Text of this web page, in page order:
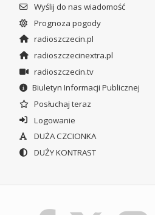
Wyślij do nas wiadomość
Prognoza pogody
radioszczecin.pl
radioszczecinextra.pl
radioszczecin.tv
Biuletyn Informacji Publicznej
Posłuchaj teraz
Logowanie
DUŻA CZCIONKA
DUŻY KONTRAST